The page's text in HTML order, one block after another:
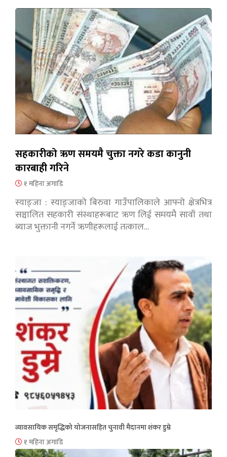
सहकारीको ऋण समयमै चुक्ता नगरे कडा कानुनी
कारबाही गरिने
१ महिना अगाडि
स्याङ्जा : स्याङ्जाको बिरुवा गाउँपालिकाले आफ्नो क्षेत्रभित्र
सञ्चालित सहकारी संस्थाहरूबाट ऋण लिई समयमै सावाँ तथा
ब्याज भुक्तानी नगर्ने ऋणीहरूलाई तत्काल…
व्यावसायिक समृद्धिको योजनासहित चुनावी मैदानमा शंकर डुम्रे
१ महिना अगाडि